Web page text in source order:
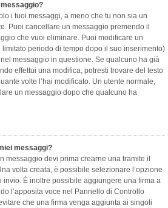
i tuoi messaggi, a meno che tu non sia un
Puoi cancellare un messaggio premendo il
che vuoi eliminare. Puoi modificare un
periodo di tempo dopo il suo inserimento)
nel messaggio in questione. Se qualcuno ha già
effettui una modifica, potresti trovare del testo
volte l’hai modificato. Un utente normale,
un messaggio dopo che qualcuno ha
messaggi?
messaggio devi prima crearne una tramite il
volta creata, è possibile selezionare l’opzione
invio. È inoltre possibile aggiungere una firma a
l’apposita voce nel Pannello di Controllo
che una firma venga aggiunta ai singoli